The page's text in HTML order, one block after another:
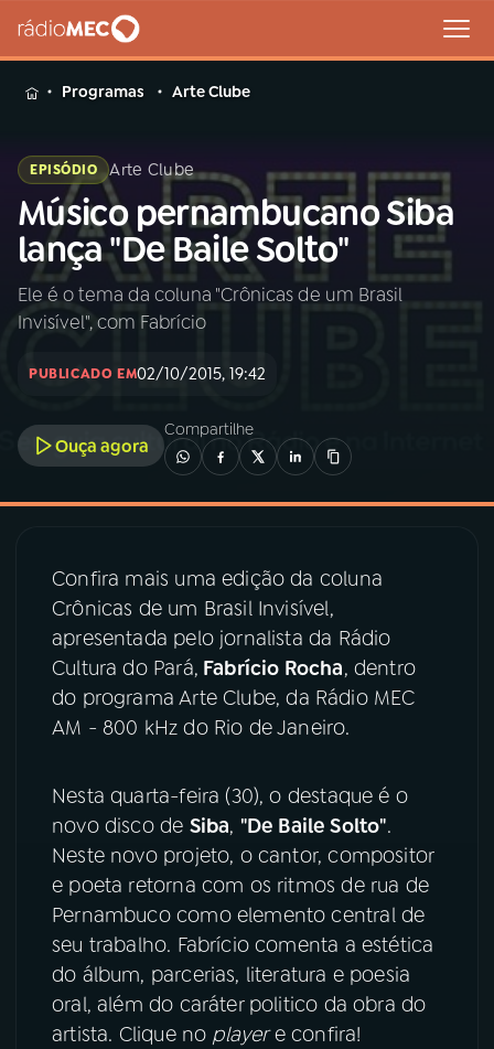
MENU
Buscar
na
Rádio
MEC
Buscar
Início
04 PROGRAMAS
05PODCASTS
07 ÚLTIMAS
08PRÊMIO RÁDIO MEC
ACOMPANHE A RÁDIO MEC
YouTube Facebook
Programas Arte Clube
EPISÓDIO Arte Clube
Músico pernambucano Siba
lança "De Baile Solto"
Ele é o tema da coluna "Crônicas de um Brasil
Invisível", com Fabrício
PUBLICADO EM02/10/2015, 19:42
Ouça agora
Compartilhe
Confira mais uma edição da coluna
Crônicas de um Brasil Invisível,
apresentada pelo jornalista da Rádio
Cultura do Pará, Fabrício Rocha, dentro
do programa Arte Clube, da Rádio MEC
AM - 800 kHz do Rio de Janeiro.
Nesta quarta-feira (30), o destaque é o
novo disco de Siba, "De Baile Solto".
Neste novo projeto, o cantor, compositor
e poeta retorna com os ritmos de rua de
Pernambuco como elemento central de
seu trabalho. Fabrício comenta a estética
do álbum, parcerias, literatura e poesia
oral, além do caráter politico da obra do
artista. Clique no playere confira!